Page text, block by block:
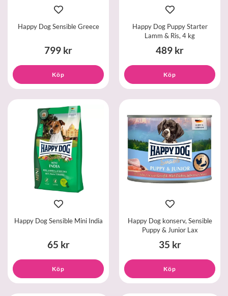
Happy Dog Sensible Greece
799 kr
Köp
Happy Dog Puppy Starter
Lamm & Ris, 4 kg
489 kr
Köp
Happy Dog Sensible Mini India
65 kr
Köp
Happy Dog konserv, Sensible
Puppy & Junior Lax
35 kr
Köp